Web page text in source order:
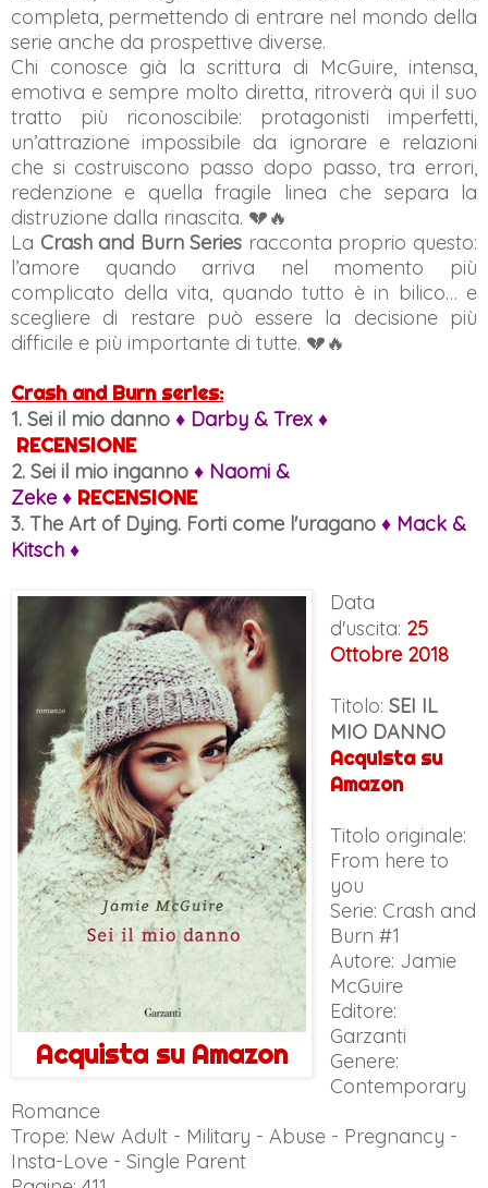
completa, permettendo di entrare nel mondo della
serie anche da prospettive diverse.
Chi conosce già la scrittura di McGuire, intensa,
emotiva e sempre molto diretta, ritroverà qui il suo
tratto più riconoscibile: protagonisti imperfetti,
un’attrazione impossibile da ignorare e relazioni
che si costruiscono passo dopo passo, tra errori,
redenzione e quella fragile linea che separa la
distruzione dalla rinascita. 💔🔥
La Crash and Burn Series racconta proprio questo:
l’amore quando arriva nel momento più
complicato della vita, quando tutto è in bilico… e
scegliere di restare può essere la decisione più
difficile e più importante di tutte. 💔🔥
Crash and Burn series:
1. Sei il mio danno ♦ Darby & Trex ♦
RECENSIONE
2. Sei il mio inganno ♦ Naomi &
Zeke ♦ RECENSIONE
3. The Art of Dying. Forti come l'uragano ♦ Mack &
Kitsch ♦
Acquista su Amazon
Data
d'uscita: 25
Ottobre 2018
Titolo: SEI IL
MIO DANNO
Acquista su
Amazon
Titolo originale:
From here to
you
Serie: Crash and
Burn #1
Autore: Jamie
McGuire
Editore:
Garzanti
Genere:
Contemporary
Romance
Trope: New Adult - Military - Abuse - Pregnancy -
Insta-Love - Single Parent